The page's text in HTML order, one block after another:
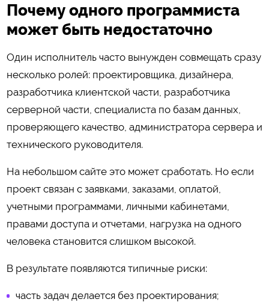
Почему одного программиста
может быть недостаточно
Один исполнитель часто вынужден совмещать сразу
несколько ролей: проектировщика, дизайнера,
разработчика клиентской части, разработчика
серверной части, специалиста по базам данных,
проверяющего качество, администратора сервера и
технического руководителя.
На небольшом сайте это может сработать. Но если
проект связан с заявками, заказами, оплатой,
учетными программами, личными кабинетами,
правами доступа и отчетами, нагрузка на одного
человека становится слишком высокой.
В результате появляются типичные риски:
часть задач делается без проектирования;